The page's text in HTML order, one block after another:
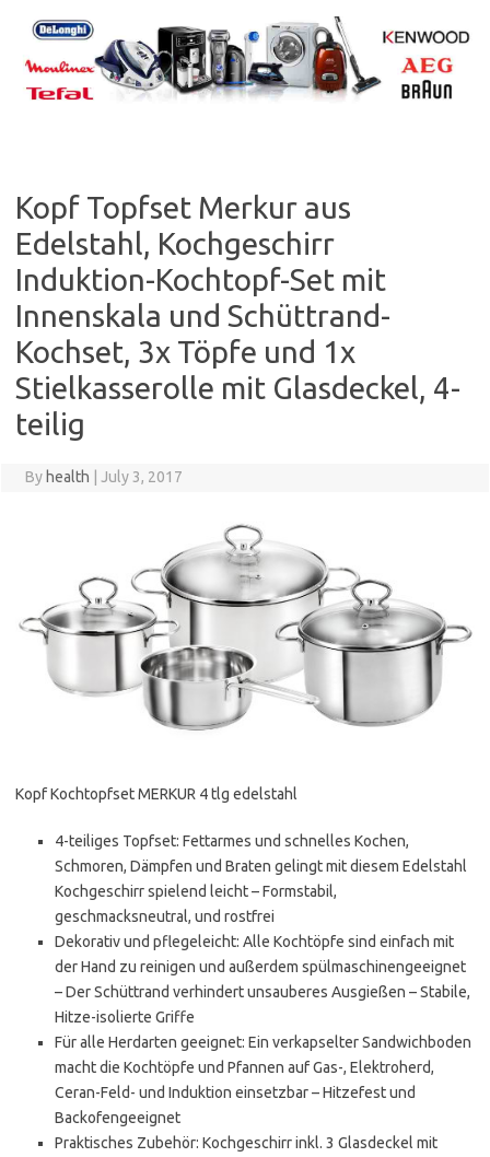
content
Kopf Topfset Merkur aus
Edelstahl, Kochgeschirr
Induktion-Kochtopf-Set mit
Innenskala und Schüttrand-
Kochset, 3x Töpfe und 1x
Stielkasserolle mit Glasdeckel, 4-
teilig
By health July 3, 2017
Kopf Kochtopfset MERKUR 4 tlg edelstahl
4-teiliges Topfset: Fettarmes und schnelles Kochen,
Schmoren, Dämpfen und Braten gelingt mit diesem Edelstahl
Kochgeschirr spielend leicht – Formstabil,
geschmacksneutral, und rostfrei
Dekorativ und pflegeleicht: Alle Kochtöpfe sind einfach mit
der Hand zu reinigen und außerdem spülmaschinengeeignet
– Der Schüttrand verhindert unsauberes Ausgießen – Stabile,
Hitze-isolierte Griffe
Für alle Herdarten geeignet: Ein verkapselter Sandwichboden
macht die Kochtöpfe und Pfannen auf Gas-, Elektroherd,
Ceran-Feld- und Induktion einsetzbar – Hitzefest und
Backofengeeignet
Praktisches Zubehör: Kochgeschirr inkl. 3 Glasdeckel mit